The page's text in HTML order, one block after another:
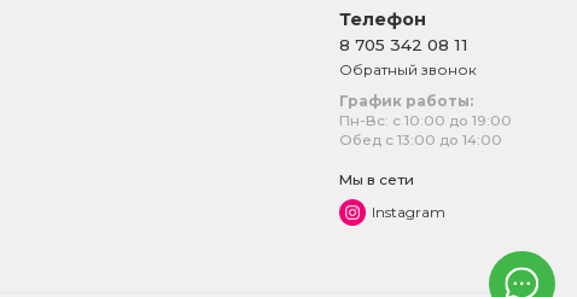
Телефон
8 705 342 08 11
Обратный звонок
График работы:
Пн-Вс: с 10:00 до 19:00
Обед с 13:00 до 14:00
Мы в сети
Instagram